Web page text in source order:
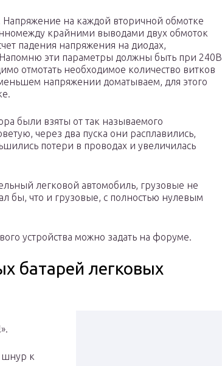
на каждой вторичной обмотке
крайними выводами двух обмоток
падения напряжения на диодах,
эти параметры должны быть при 240В
отмотать необходимое количество витков
напряжении доматываем, для этого
были взяты от так называемого
через два пуска они расплавились,
потери в проводах и увеличилась
легковой автомобиль, грузовые не
бы, что и грузовые, с полностью нулевым
устройства можно задать на форуме.
батарей легковых
шнур к